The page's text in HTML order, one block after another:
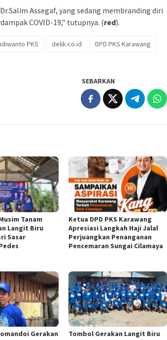
Assegaf, yang sedang membranding diri
COVID-19,” tutupnya. (red).
PKS delik.co.id
DPD PKS Karawang
SEBARKAN
Tanam
Langit Biru
Sasar
Ketua DPD PKS Karawang
Apresiasi Langkah Haji Jalal
Perjuangkan Penanganan
Pencemaran Sungai Cilamaya
Gerakan
Tombol Gerakan Langit Biru